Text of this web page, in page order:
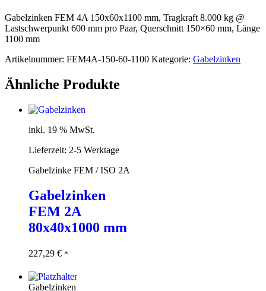
Gabelzinken FEM 4A 150x60x1100 mm, Tragkraft 8.000 kg @
Lastschwerpunkt 600 mm pro Paar, Querschnitt 150×60 mm, Länge
1100 mm
Artikelnummer: FEM4A-150-60-1100 Kategorie: Gabelzinken
Ähnliche Produkte
inkl. 19 % MwSt.
Lieferzeit: 2-5 Werktage
Gabelzinke FEM / ISO 2A
Gabelzinken
FEM 2A
80x40x1000 mm
227,29 € *
Gabelzinken